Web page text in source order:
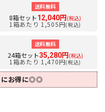
送料無料
8箱セット12,040円 (税込)
1箱あたり 1,505円(税込)
送料無料
24箱セット35,280円 (税込)
1箱あたり 1,470円(税込)
にお得に◎◎